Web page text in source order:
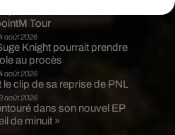
Tour
août 2026
Knight pourrait prendre
au procès
août 2026
clip de sa reprise de PNL
août 2026
dans son nouvel EP
de minuit »